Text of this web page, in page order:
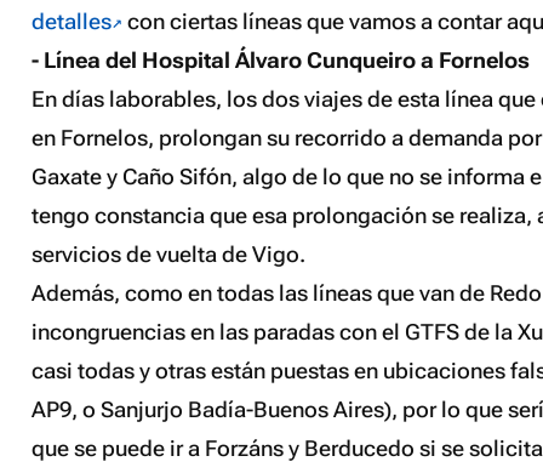
detalles
con ciertas líneas que vamos a contar
- Línea del Hospital Álvaro Cunqueiro a Fornelos
En días laborables, los dos viajes de esta línea
en Fornelos, prolongan su recorrido a demanda
Gaxate y Caño Sifón, algo de lo que no se informa
tengo constancia que esa prolongación se realiza,
servicios de vuelta de Vigo.
Además, como en todas las líneas que van de
incongruencias en las paradas con el GTFS de la
casi todas y otras están puestas en ubicaciones
AP9, o Sanjurjo Badía-Buenos Aires), por lo que
que se puede ir a Forzáns y Berducedo si se